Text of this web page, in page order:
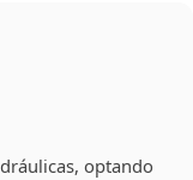
optando